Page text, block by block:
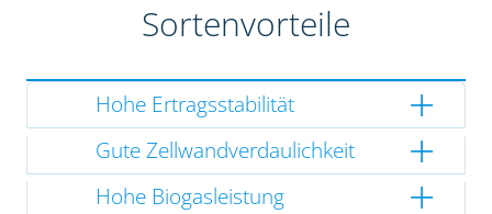
Sortenvorteile
Hohe Ertragsstabilität
Gute Zellwandverdaulichkeit
Hohe Biogasleistung